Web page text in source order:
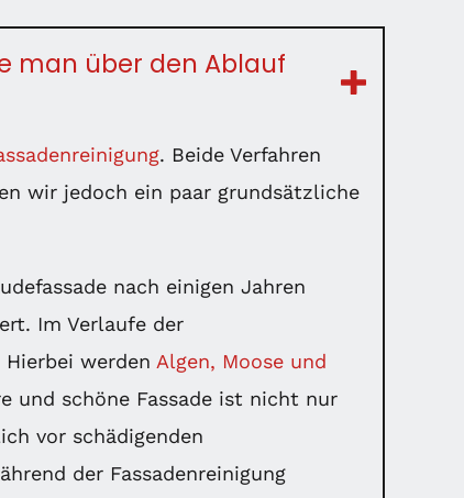
man über den Ablauf
. Beide Verfahren
wir jedoch ein paar grundsätzliche
nach einigen Jahren
Im Verlaufe der
werden Algen, Moose und
und schöne Fassade ist nicht nur
vor schädigenden
der Fassadenreinigung